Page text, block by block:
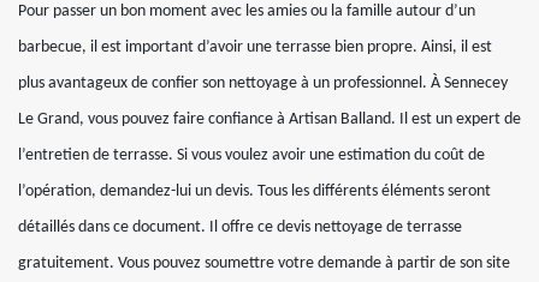
Pour passer un bon moment avec les amies ou la famille autour d’un
barbecue, il est important d’avoir une terrasse bien propre. Ainsi, il est
plus avantageux de confier son nettoyage à un professionnel. À Sennecey
Le Grand, vous pouvez faire confiance à Artisan Balland. Il est un expert de
l’entretien de terrasse. Si vous voulez avoir une estimation du coût de
l’opération, demandez-lui un devis. Tous les différents éléments seront
détaillés dans ce document. Il offre ce devis nettoyage de terrasse
gratuitement. Vous pouvez soumettre votre demande à partir de son site